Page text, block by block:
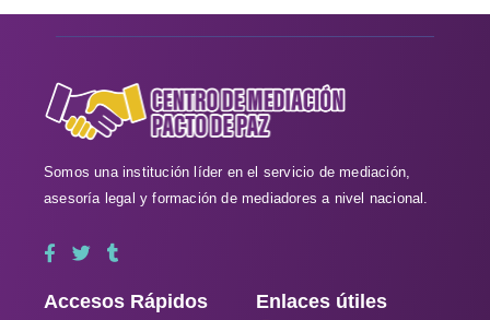
Somos una institución líder en el servicio de mediación,
asesoría legal y formación de mediadores a nivel nacional.
Accesos Rápidos
Enlaces útiles